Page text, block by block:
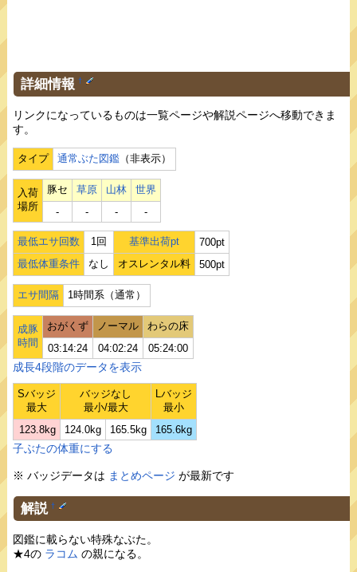
詳細情報 †
リンクになっているものは一覧ページや解説ページへ移動できま
す。
タイプ 通常ぶた図鑑 （非表示）
入荷
場所
豚セ 草原 山林
世界
‐
‐ ‐ ‐
最低エサ回数 1回 基準出荷pt
700pt
最低体重条件
なし オスレンタル料 500pt
エサ間隔 1時間系（通常）
成豚
時間
おがくず ノーマル
わらの床
03:14:24
04:02:24 05:24:00
成長4段階のデータを表示
Sバッジ
最大
バッジなし
最小/最大
Lバッジ
最小
123.8kg
124.0kg 165.5kg 165.6kg
子ぶたの体重にする
※ バッジデータは まとめページ が最新です
解説 †
図鑑に載らない特殊なぶた。
★4の ラコム の親になる。